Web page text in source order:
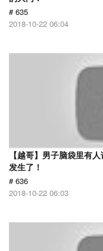
# 635
2018-10-22 06:04
【越哥】男子脑袋里有
发生了！
# 636
2018-10-22 06:03